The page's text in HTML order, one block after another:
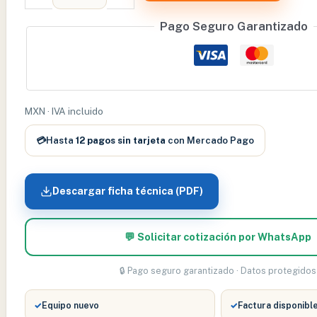
-
XCH-
XC-
307A
cantidad
Pago Seguro Garantizado
MXN · IVA incluido
💳Hasta 12 pagos sin tarjeta con Mercado Pago
Descargar ficha técnica (PDF)
💬 Solicitar cotización por WhatsApp
🔒 Pago seguro garantizado · Datos protegidos
✓Equipo nuevo ✓Factura